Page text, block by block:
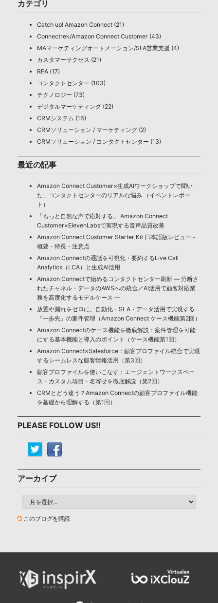
カテゴリ
Catch up! Amazon Connect (21)
Connectrek/Amazon Connect Customer (43)
MAマーケティングオートメーション/SFA営業支援 (4)
カスタマーサクセス (21)
RPA (17)
コンタクトセンター (103)
テクノロジー (73)
デジタルマーケティング (22)
CRMシステム (16)
CRMソリューション / マーケティング (2)
CRMソリューション / コンタクトセンター (13)
最近の記事
Amazon Connect Customer×生成AIワークショップで聞い
た、コンタクトセンターのリアルな悩み （イベントレポー
ト）
「もっと自然な声で応対する」 Amazon Connect
Customer×ElevenLabsで実現する音声品質改善
Amazon Connect Customer Starter Kit 日本語版レビュー -
概要・特長・注意点
Amazon Connectの通話を可視化・要約するLive Call
Analytics（LCA）と生成AI活用
Amazon Connectで始めるコンタクトセンター刷新 ― 分断さ
れたチャネル・データのAWSへの統合／AI活用で顧客対応業
務を高度化するモデルケース ―
放置や漏れをゼロに。自動化・SLA・データ活用で実現する
『一歩先』の案件管理（Amazon Connect ケース機能第2回）
Amazon Connectのケース機能を徹底解説：案件管理を可能
にする基本機能と導入のポイント（ケース機能第1回）
Amazon Connect×Salesforce：顧客プロファイル統合で実現
するシームレスな顧客情報活用（第3回）
顧客プロファイルを使いこなす：エージェントワークスペー
ス・カスタム項目・名寄せを徹底解説（第2回）
CRMとどう違う？Amazon Connectの顧客プロファイル機能
を基礎から理解する（第1回）
PLEASE FOLLOW US!!
アーカイブ
このブログを購読